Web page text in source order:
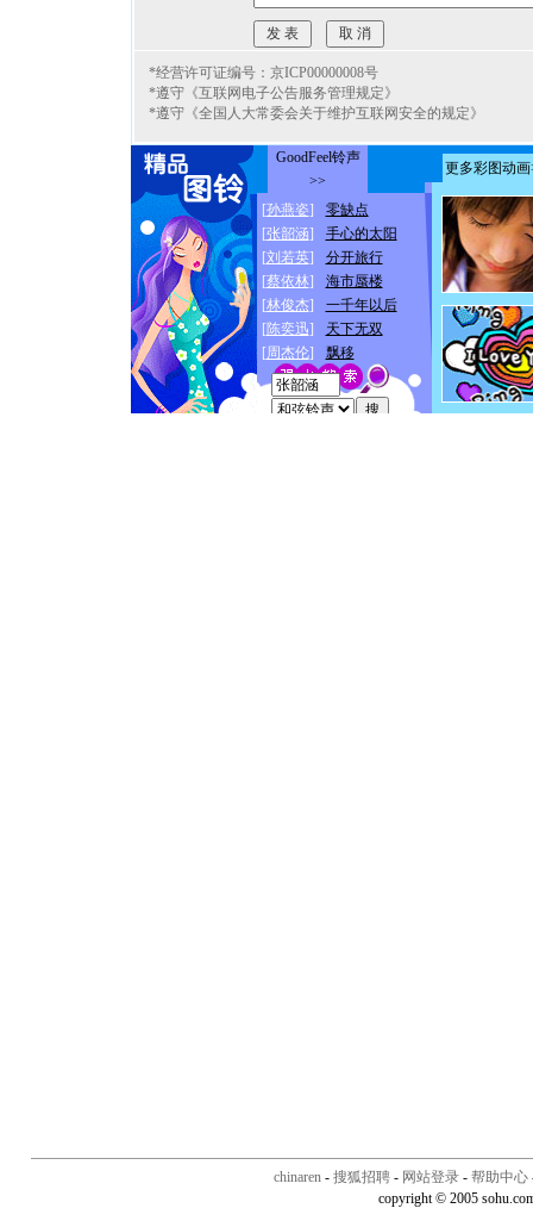
*经营许可证编号：京ICP00000008号
*遵守《互联网电子公告服务管理规定》
*遵守《全国人大常委会关于维护互联网安全的规定》
chinaren - 搜狐招聘 - 网站登录 - 帮助中心
copyright © 2005